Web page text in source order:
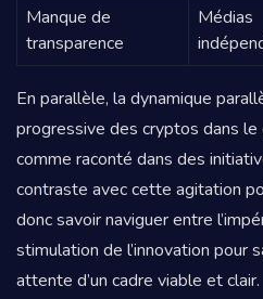
Manque de
transparence
Médias
En parallèle, la dynamique
progressive des cryptos dans
comme raconté dans des
contraste avec cette agitation
donc savoir naviguer entre
stimulation de l’innovation pour
attente d’un cadre viable et clair.